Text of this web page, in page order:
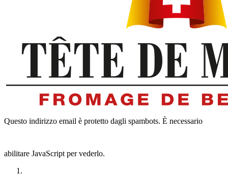
Questo indirizzo email è protetto dagli spambots. È necessario
abilitare JavaScript per vederlo.